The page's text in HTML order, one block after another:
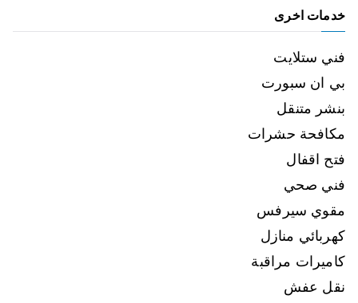
خدمات اخرى
فني ستلايت
بي ان سبورت
بنشر متنقل
مكافحة حشرات
فتح اقفال
فني صحي
مقوي سيرفس
كهربائي منازل
كاميرات مراقبة
نقل عفش